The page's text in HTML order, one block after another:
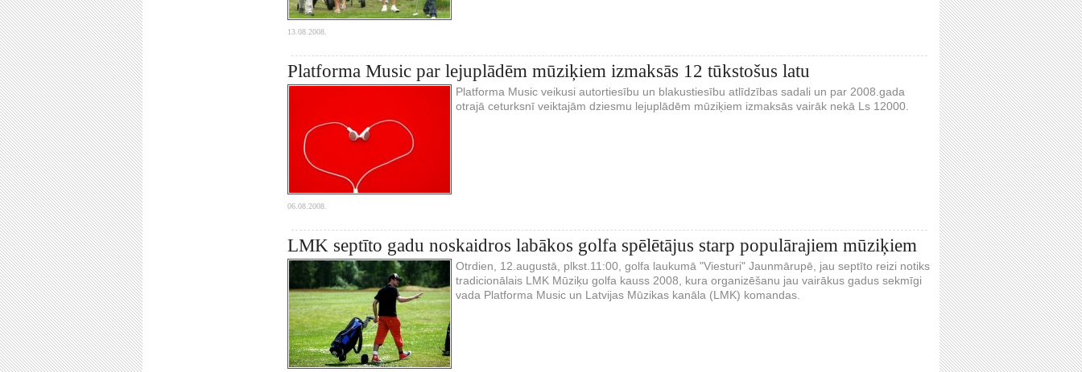
13.08.2008.
Platforma Music par lejuplādēm mūziķiem izmaksās 12 tūkstošus latu
Platforma Music veikusi autortiesību un blakustiesību atlīdzības sadali un par 2008.gada
otrajā ceturksnī veiktajām dziesmu lejuplādēm mūziķiem izmaksās vairāk nekā Ls 12000.
06.08.2008.
LMK septīto gadu noskaidros labākos golfa spēlētājus starp populārajiem mūziķiem
Otrdien, 12.augustā, plkst.11:00, golfa laukumā "Viesturi" Jaunmārupē, jau septīto reizi notiks
tradicionālais LMK Mūziķu golfa kauss 2008, kura organizēšanu jau vairākus gadus sekmīgi
vada Platforma Music un Latvijas Mūzikas kanāla (LMK) komandas.